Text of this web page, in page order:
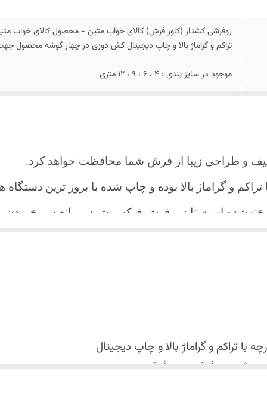
روفرشی کشدار (کاور فرش) کالای خواب متین - محصول کالای خواب
تراکم و گراماژ بالا و چاپ دیجیتال کش دوزی در چهار گوشه
موجود در سایز بندی : 4 ، 6 ، 9 ، 12 متری
و طراحی زیبا از فرش شما محافظت خواهد کرد.
تراکم و گراماژ بالا بوده و چاپ شده با بروز ترین
است تا زیر فرش فیکس شود و مانع سر
نشود. (بهترین ماده شوینده رنگین شوی+ نرم
تراکم و گراماژ بالا و چاپ دیجیتال
شدن روفرشی روی فرش